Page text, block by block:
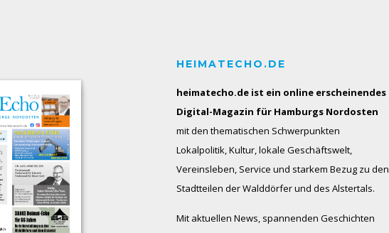
HEIMATECHO.DE
heimatecho.de ist ein online erscheinendes
Digital-Magazin für Hamburgs Nordosten
mit den thematischen Schwerpunkten
Lokalpolitik, Kultur, lokale Geschäftswelt,
Vereinsleben, Service und starkem Bezug zu den
Stadtteilen der Walddörfer und des Alstertals.
Mit aktuellen News, spannenden Geschichten